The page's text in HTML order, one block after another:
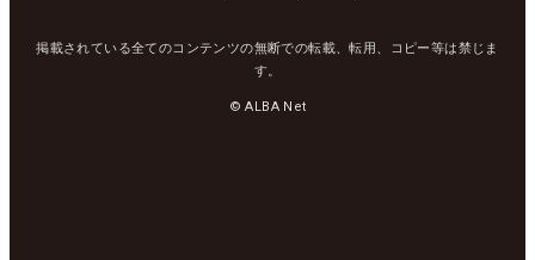
掲載されている全てのコンテンツの無断での転載、転用、コピー等は禁じま
す。
© ALBA Net